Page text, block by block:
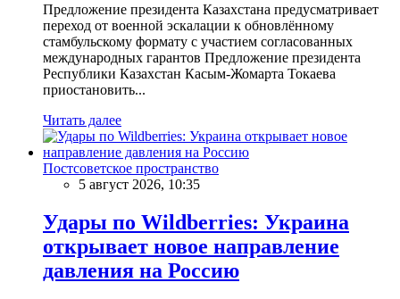
Предложение президента Казахстана предусматривает
переход от военной эскалации к обновлённому
стамбульскому формату с участием согласованных
международных гарантов Предложение президента
Республики Казахстан Касым-Жомарта Токаева
приостановить...
Читать далее
Постсоветское пространство
5 август 2026, 10:35
Удары по Wildberries: Украина
открывает новое направление
давления на Россию